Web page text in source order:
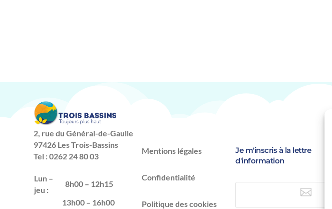
2, rue du Général-de-Gaulle
97426 Les Trois-Bassins
Tel : 0262 24 80 03
Lun –
jeu :
8h00 – 12h15
13h00 – 16h00
Mentions légales
Confidentialité
Politique des cookies
Je m'inscris à la lettre
d'information
